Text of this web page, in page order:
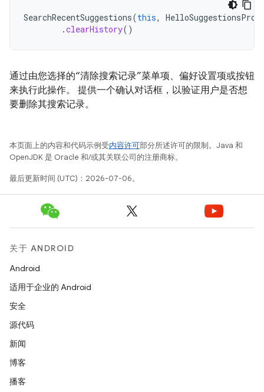
SearchRecentSuggestions(this,
.clearHistory()
通过由您选择的“清除搜索记录”菜单项、偏好设置项或按钮
来执行此操作。 提供一个确认对话框，以验证用户是否想
要删除其搜索记录。
本页面上的内容和代码示例受内容许可部分所述许可的限制。Java 和
OpenJDK 是 Oracle 和/或其关联公司的注册商标。
最后更新时间 (UTC)：2026-07-06。
关于 ANDROID
Android
适用于企业的 Android
安全
源代码
新闻
博客
播客